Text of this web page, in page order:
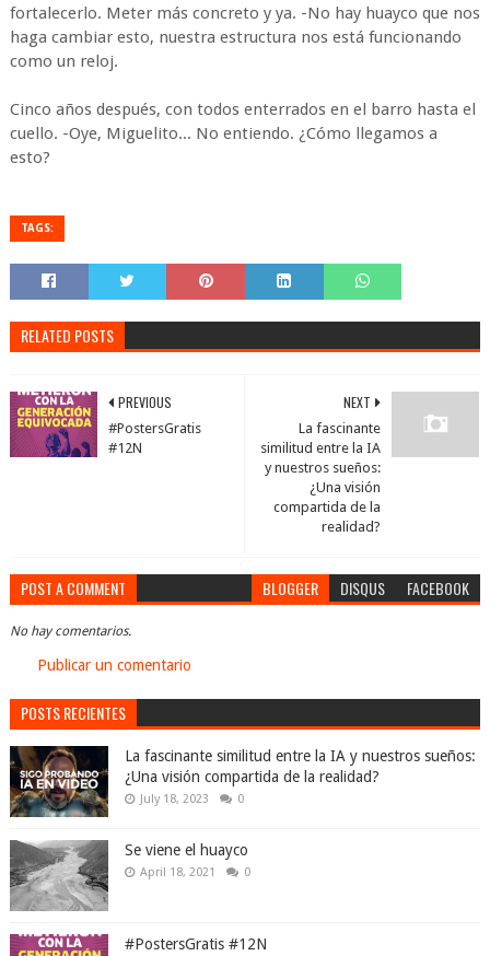
fortalecerlo. Meter más concreto y ya. -No hay huayco que nos
haga cambiar esto, nuestra estructura nos está funcionando
como un reloj.
Cinco años después, con todos enterrados en el barro hasta el
cuello. -Oye, Miguelito... No entiendo. ¿Cómo llegamos a
esto?
TAGS:
RELATED POSTS
NEXT
La fascinante
similitud entre la IA
y nuestros sueños:
¿Una visión
compartida de la
realidad?
PREVIOUS
#PostersGratis
#12N
POST A COMMENT BLOGGER DISQUS FACEBOOK
No hay comentarios.
Publicar un comentario
POSTS RECIENTES
La fascinante similitud entre la IA y nuestros sueños:
¿Una visión compartida de la realidad?
July 18, 2023 0
Se viene el huayco
April 18, 2021 0
#PostersGratis #12N